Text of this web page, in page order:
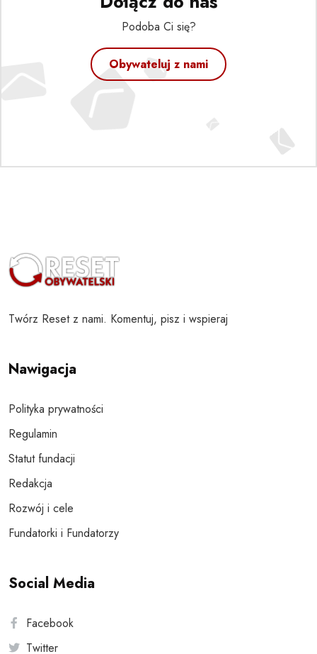
Podoba Ci się?
Obywateluj z nami
Twórz Reset z nami. Komentuj, pisz i wspieraj
Nawigacja
Polityka prywatności
Regulamin
Statut fundacji
Redakcja
Rozwój i cele
Fundatorki i Fundatorzy
Social Media
Facebook
Twitter